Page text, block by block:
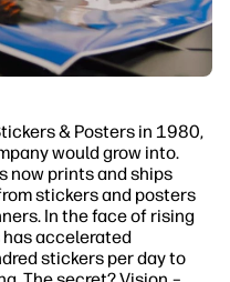
& Posters in 1980,
would grow into.
now prints and ships
stickers and posters
In the face of rising
accelerated
stickers per day to